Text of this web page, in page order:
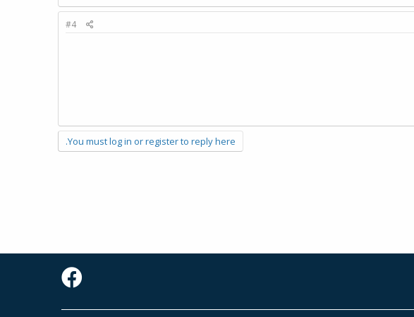
#4
You must log in or register to reply here.